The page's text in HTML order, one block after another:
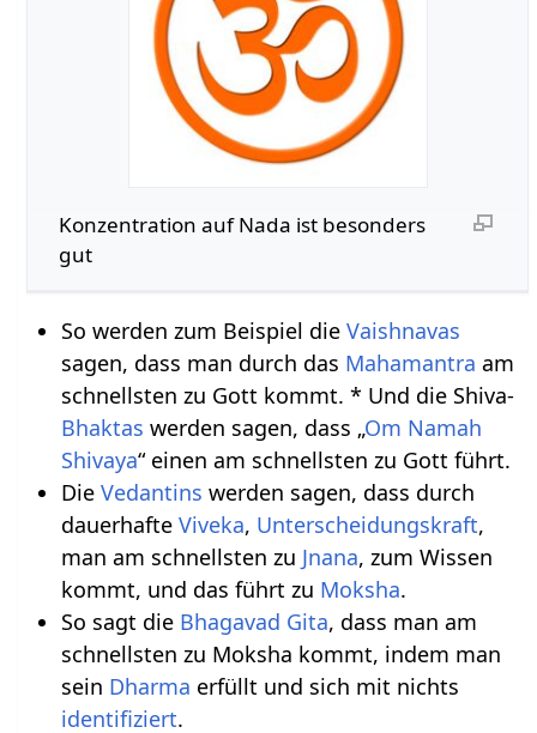
Konzentration auf Nada ist besonders
gut
So werden zum Beispiel die Vaishnavas
sagen, dass man durch das Mahamantra am
schnellsten zu Gott kommt. * Und die Shiva-
Bhaktas werden sagen, dass „Om Namah
Shivaya“ einen am schnellsten zu Gott führt.
Die Vedantins werden sagen, dass durch
dauerhafte Viveka, Unterscheidungskraft,
man am schnellsten zu Jnana, zum Wissen
kommt, und das führt zu Moksha.
So sagt die Bhagavad Gita, dass man am
schnellsten zu Moksha kommt, indem man
sein Dharma erfüllt und sich mit nichts
identifiziert.